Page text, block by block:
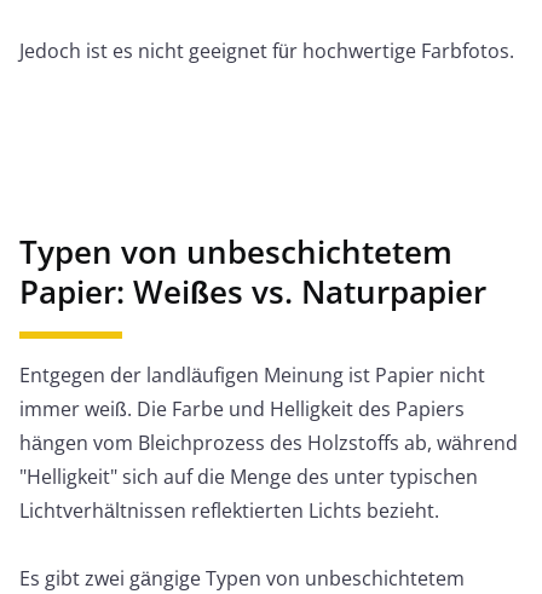
Jedoch ist es nicht geeignet für hochwertige Farbfotos.
Typen von unbeschichtetem
Papier: Weißes vs. Naturpapier
Entgegen der landläufigen Meinung ist Papier nicht
immer weiß. Die Farbe und Helligkeit des Papiers
hängen vom Bleichprozess des Holzstoffs ab, während
"Helligkeit" sich auf die Menge des unter typischen
Lichtverhältnissen reflektierten Lichts bezieht.
Es gibt zwei gängige Typen von unbeschichtetem